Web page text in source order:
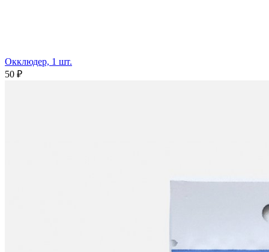
Окклюдер, 1 шт.
50 ₽